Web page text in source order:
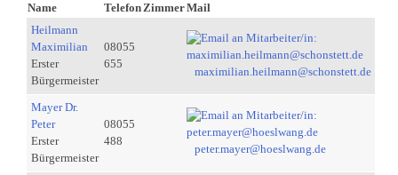
Name
Telefon ZimmerMail
Heilmann
Maximilian
Erster
Bürgermeister
08055
655
maximilian.heilmann@schonstett.de
Mayer Dr.
Peter
Erster
Bürgermeister
08055
488
peter.mayer@hoeslwang.de